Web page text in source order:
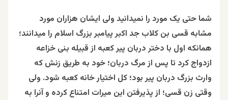
شما حتی یک مورد را نمیدانید ولی ایشان هزاران مورد
مشابه قسی بن کلاب جد اکبر پیامبر بزرگ اسلام را میدانند؛
همانکه اول با دختر دربان پیر کعبه از قبیله بنی خزاعه
ازدواج کرد تا پس از مرگ دربان؛ خود به طریق زنش که
وارث بزرگ دربان پیر بود؛ کل اختیار خانه کعبه شود. ولی
وقتی زن قسی؛ از پذیرفتن این میرات امتناع کرده و آنرا به